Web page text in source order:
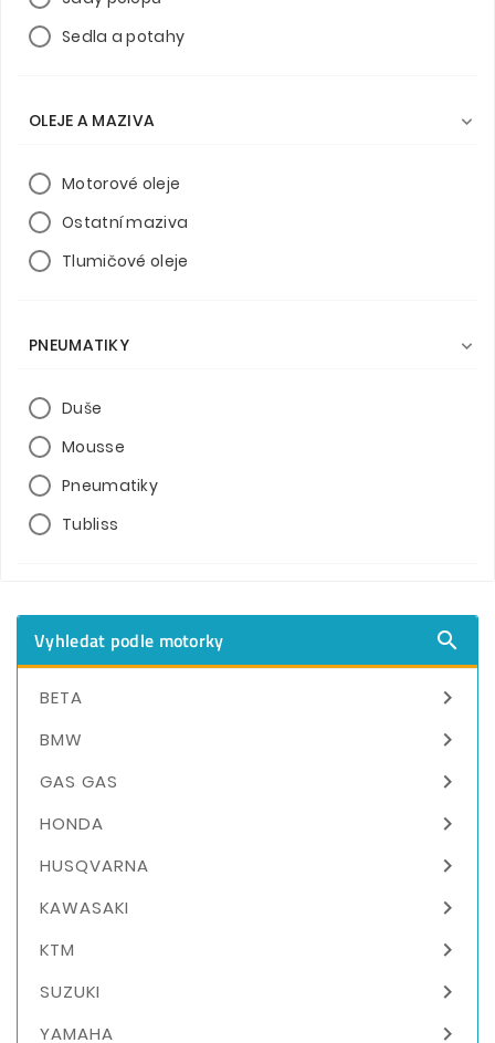
Sedla a potahy
OLEJE A MAZIVA 
Motorové oleje
Ostatní maziva
Tlumičové oleje
PNEUMATIKY 
Duše
Mousse
Pneumatiky
Tubliss
Vyhledat podle motorky 
BETA 
BMW 
GAS GAS 
HONDA 
HUSQVARNA 
KAWASAKI 
KTM 
SUZUKI 
YAMAHA 